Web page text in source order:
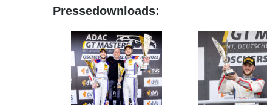
Pressedownloads: